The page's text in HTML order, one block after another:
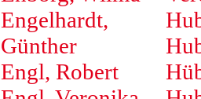
Engelhardt,
Günther
Engl, Robert